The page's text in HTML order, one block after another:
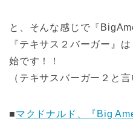
と、そんな感じで『
『テキサス２バーガー』
始です！！
（テキサスバーガー２と
■マクドナルド、『Big